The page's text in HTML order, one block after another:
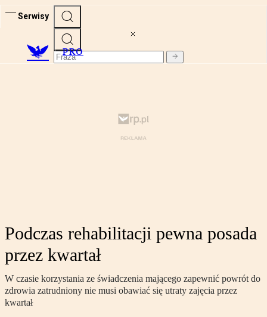
Serwisy
PRO
Podczas rehabilitacji pewna posada
przez kwartał
W czasie korzystania ze świadczenia mającego zapewnić powrót do
zdrowia zatrudniony nie musi obawiać się utraty zajęcia przez
kwartał